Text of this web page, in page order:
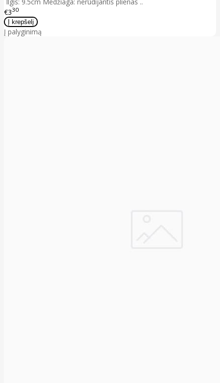
€330
Į palyginimą